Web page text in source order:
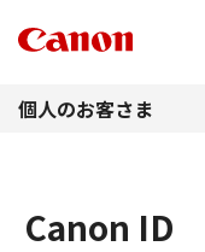
個人のお客さま
Canon ID